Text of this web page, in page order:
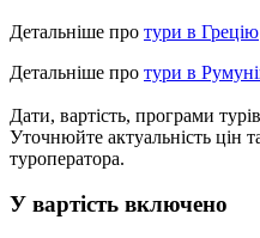
Детальніше про тури в Грецію
Детальніше про тури в
Дати, вартість, програми
Уточнюйте актуальність цін
туроператора.
У вартість включено